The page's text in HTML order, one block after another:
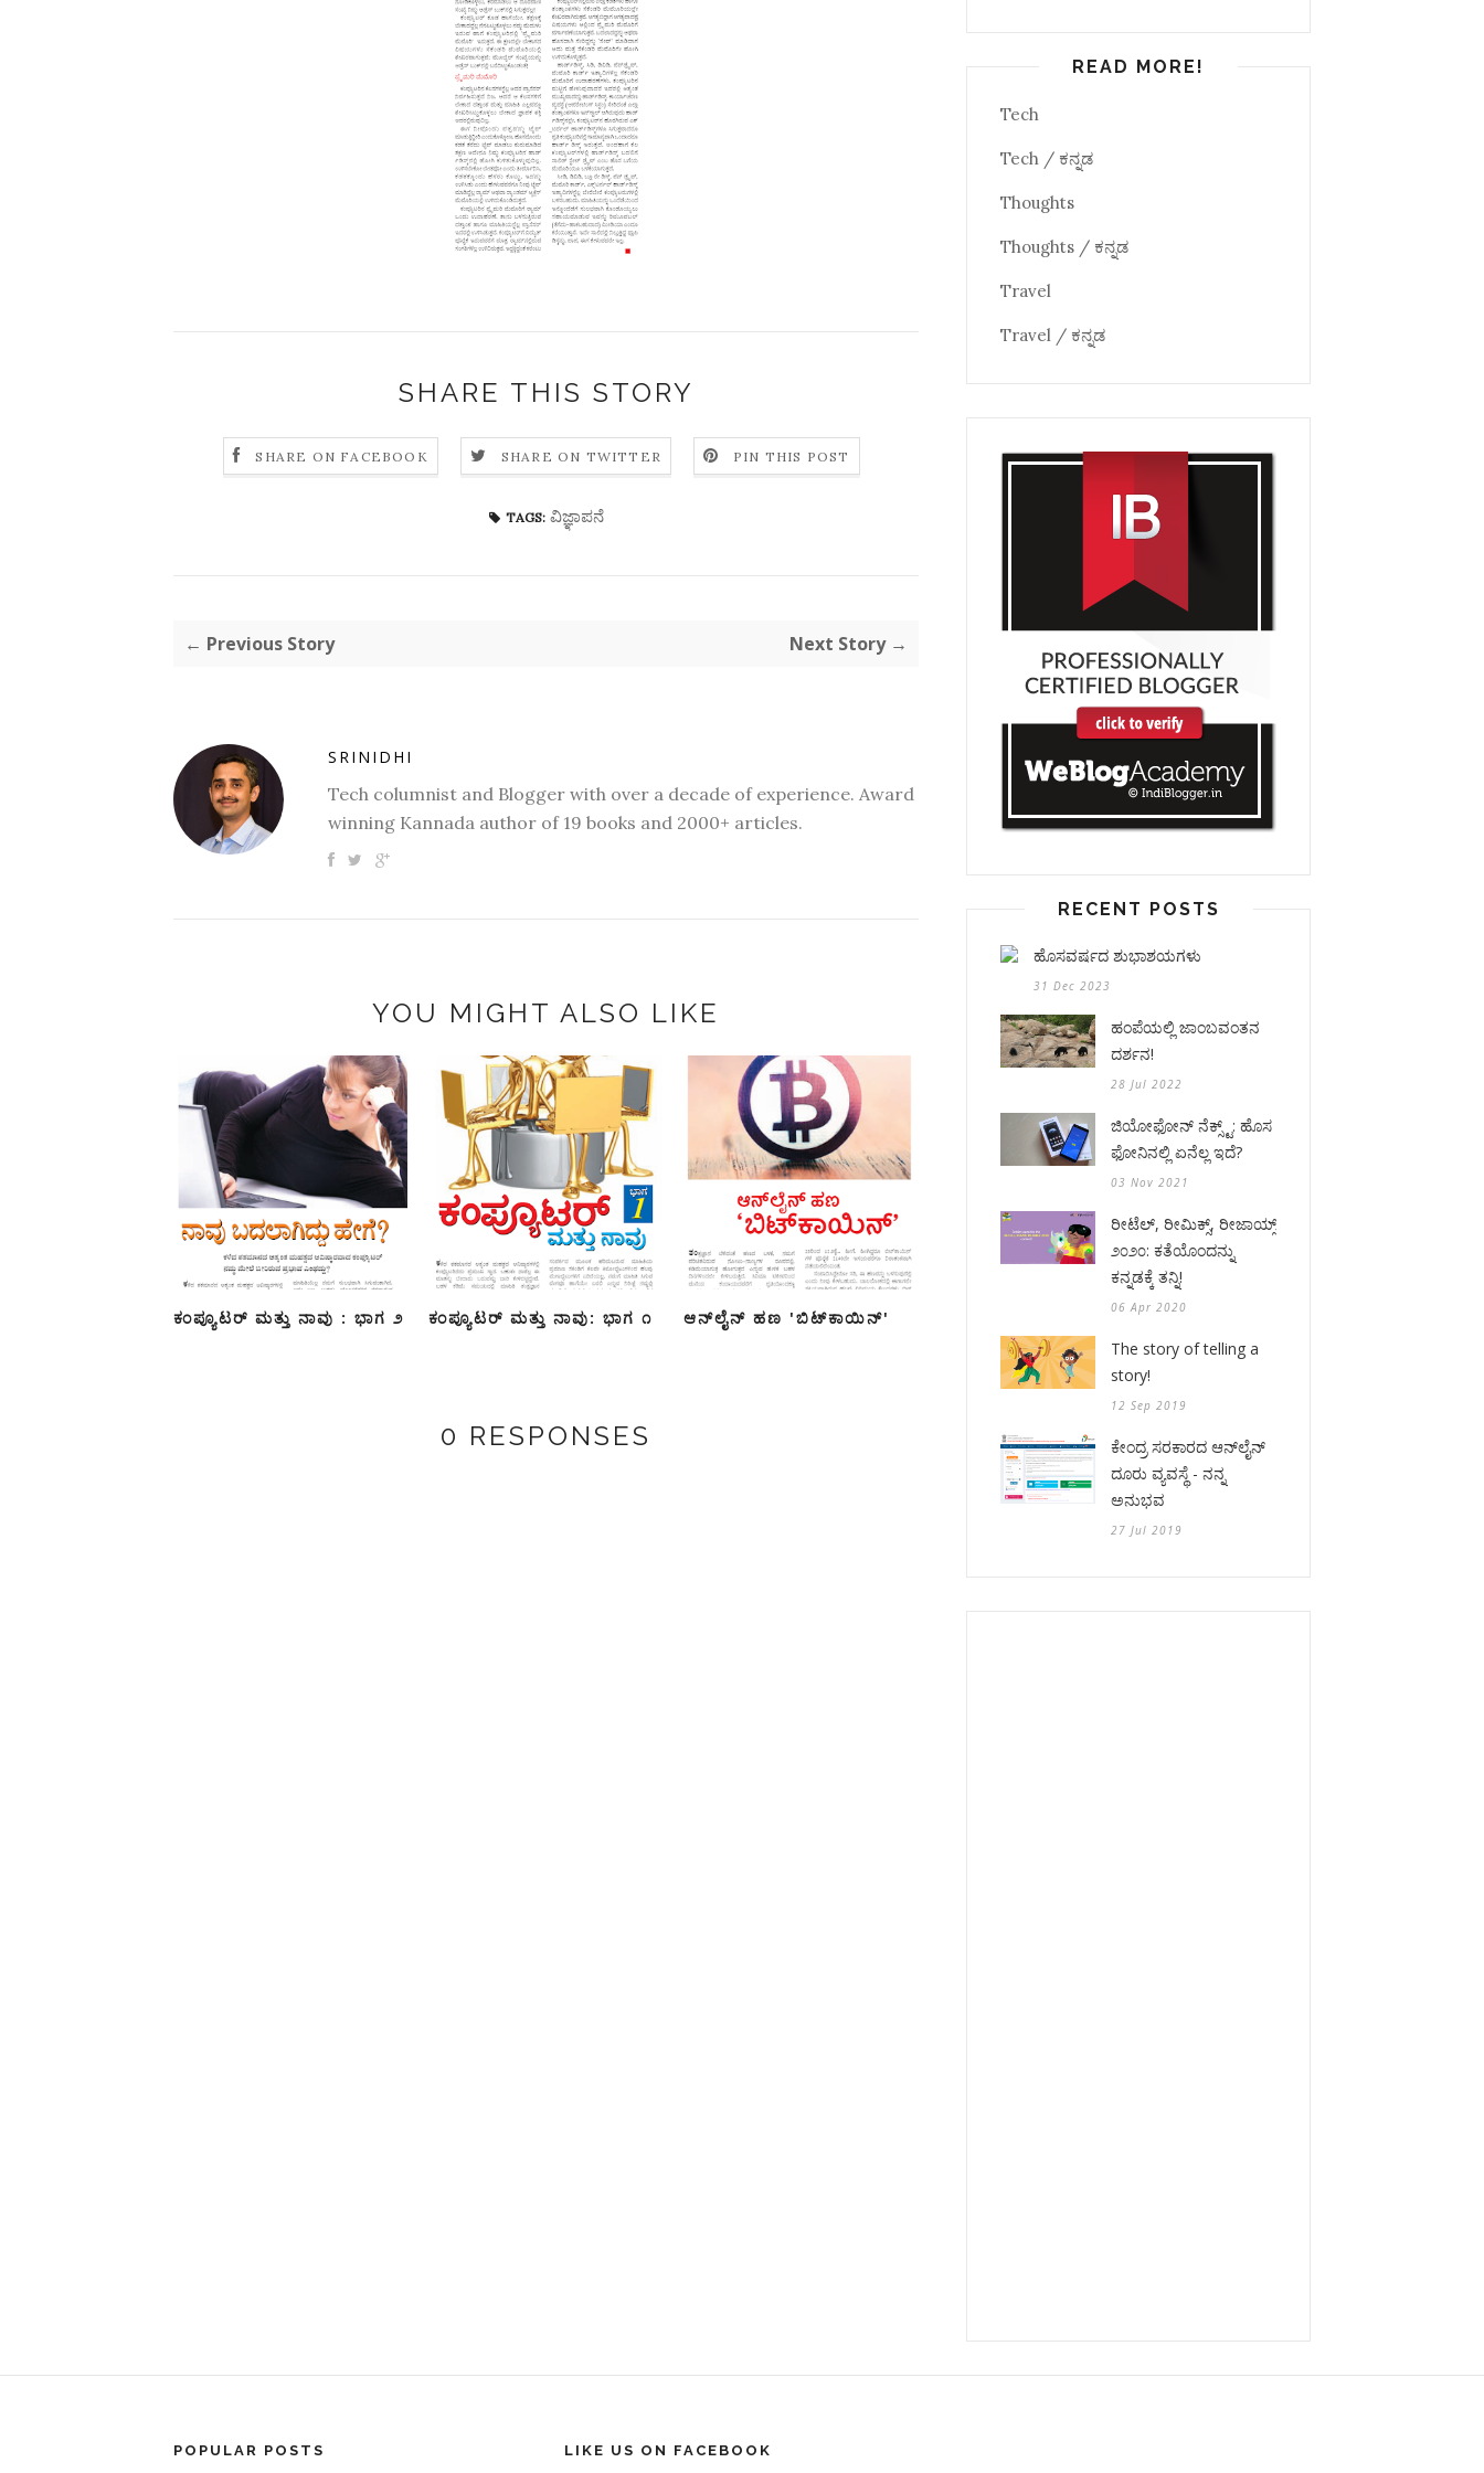
SHARE THIS STORY
SHARE ON FACEBOOK SHARE ON TWITTER PIN THIS POST
TAGS: ವಿಜ್ಞಾಪನೆ
← Previous Story Next Story →
SRINIDHI
Tech columnist and Blogger with over a decade of experience. Award
winning Kannada author of 19 books and 2000+ articles.
YOU MIGHT ALSO LIKE
ಕಂಪ್ಯೂಟರ್ ಮತ್ತು ನಾವು : ಭಾಗ ೨ ಕಂಪ್ಯೂಟರ್ ಮತ್ತು ನಾವು: ಭಾಗ ೧ ಆನ್‌ಲೈನ್ ಹಣ 'ಬಿಟ್‍ಕಾಯಿನ್'
0 RESPONSES
READ MORE!
Tech
Tech / ಕನ್ನಡ
Thoughts
Thoughts / ಕನ್ನಡ
Travel
Travel / ಕನ್ನಡ
RECENT POSTS
ಹೊಸವರ್ಷದ ಶುಭಾಶಯಗಳು
31 Dec 2023
ಹಂಪೆಯಲ್ಲಿ ಜಾಂಬವಂತನ
ದರ್ಶನ!
28 Jul 2022
ಜಿಯೋಫೋನ್ ನೆಕ್ಸ್ಟ್: ಹೊಸ
ಫೋನಿನಲ್ಲಿ ಏನೆಲ್ಲ ಇದೆ?
03 Nov 2021
ರೀಟೆಲ್, ರೀಮಿಕ್ಸ್, ರೀಜಾಯ್ಸ್
೨೦೨೦: ಕತೆಯೊಂದನ್ನು
ಕನ್ನಡಕ್ಕೆ ತನ್ನಿ!
06 Apr 2020
The story of telling a
story!
12 Sep 2019
ಕೇಂದ್ರ ಸರಕಾರದ ಆನ್‌ಲೈನ್
ದೂರು ವ್ಯವಸ್ಥೆ - ನನ್ನ
ಅನುಭವ
27 Jul 2019
POPULAR POSTS LIKE US ON FACEBOOK